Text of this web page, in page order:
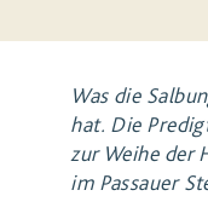
Was die
hat. Die
zur Weihe der
im Passauer